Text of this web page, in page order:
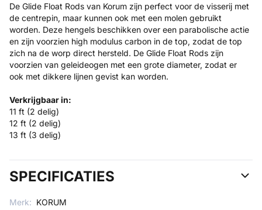
De Glide Float Rods van Korum zijn perfect voor de visserij met
de centrepin, maar kunnen ook met een molen gebruikt
worden. Deze hengels beschikken over een parabolische actie
en zijn voorzien high modulus carbon in de top, zodat de top
zich na de worp direct hersteld. De Glide Float Rods zijn
voorzien van geleideogen met een grote diameter, zodat er
ook met dikkere lijnen gevist kan worden.
Verkrijgbaar in:
11 ft (2 delig)
12 ft (2 delig)
13 ft (3 delig)
SPECIFICATIES
Merk: KORUM